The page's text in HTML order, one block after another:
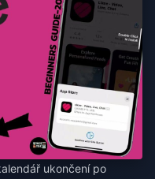
ukončení po